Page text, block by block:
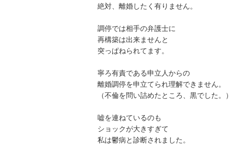
絶対、離婚したく有りません。
調停では相手の弁護士に
再構築は出来ませんと
突っぱねられてます。
寧ろ有責である申立人からの
離婚調停を申立てられ理解できません。
（不倫を問い詰めたところ、黒でした。）
嘘を連ねているのも
ショックが大きすぎて
私は鬱病と診断されました。